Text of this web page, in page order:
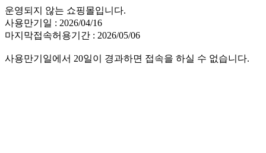
운영되지 않는 쇼핑몰입니다.
사용만기일 : 2026/04/16
마지막접속허용기간 : 2026/05/06
사용만기일에서 20일이 경과하면 접속을 하실 수 없습니다.